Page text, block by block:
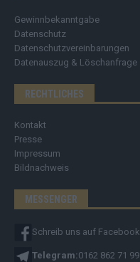
Gewinnbekanntgabe
Datenschutz
Datenschutzvereinbarungen
Datenauszug & Löschanfrage
RECHTLICHES
Kontakt
Presse
Impressum
Bildnachweis
MESSENGER
Schreib uns auf Facebook
Telegram:0162 862 71 99